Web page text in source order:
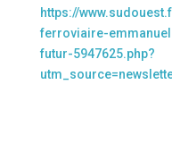
https://
ferroviaire-
futur-5947625.php?